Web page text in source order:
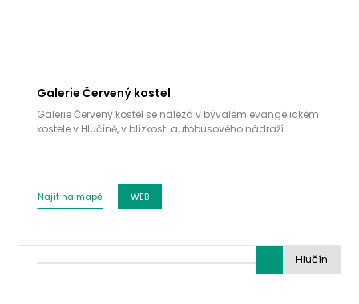
Galerie Červený kostel
Galerie Červený kostel se nalézá v bývalém evangelickém
kostele v Hlučíně, v blízkosti autobusového nádraží.
Najít na mapě WEB
Hlučín